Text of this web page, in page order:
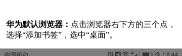
华为默认浏览器： 点击浏览器右下方的三个点，
选择“添加书签”，选中“桌面”。